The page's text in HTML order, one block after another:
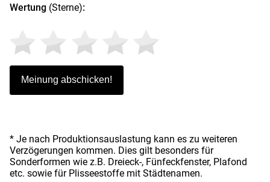
Wertung (Sterne):
* Je nach Produktionsauslastung kann es zu weiteren
Verzögerungen kommen. Dies gilt besonders für
Sonderformen wie z.B. Dreieck-, Fünfeckfenster, Plafond
etc. sowie für Plisseestoffe mit Städtenamen.